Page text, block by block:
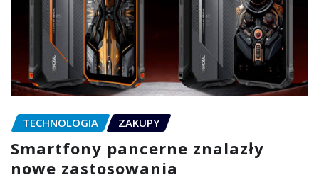
TECHNOLOGIA ZAKUPY
Smartfony pancerne znalazły
nowe zastosowania